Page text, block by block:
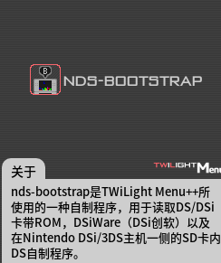
关于
nds-bootstrap是TWiLight Menu++所
使用的一种自制程序，用于读取DS/DSi
卡带ROM，DSiWare（DSi创软）以及
在Nintendo DSi/3DS主机一侧的SD卡内
DS自制程序。